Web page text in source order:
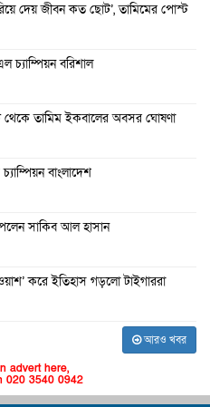
দেয় জীবন কত ছোট’, তামিমের পোস্ট
চ্যাম্পিয়ন বরিশাল
থেকে তামিম ইকবালের অবসর ঘোষণা
চ্যাম্পিয়ন বাংলাদেশ
সাকিব আল হাসান
করে ইতিহাস গড়লো টাইগাররা
আরও খবর
advert here,
020 3540 0942